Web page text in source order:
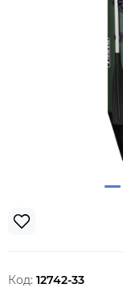
Код: 12742-33